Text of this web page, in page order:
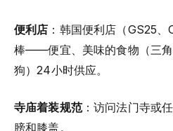
便利店 ：韩国便利店（GS25
棒——便宜、美味的食物（三
狗）24小时供应。
寺庙着装规范：访问法门寺或
膀和膝盖。